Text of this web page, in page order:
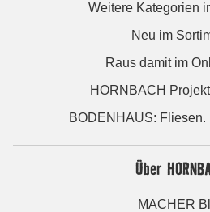
Weitere Kategorien
Neu im
Raus damit im
HORNBACH
BODENHAUS: Fliesen.
Über
MACHER